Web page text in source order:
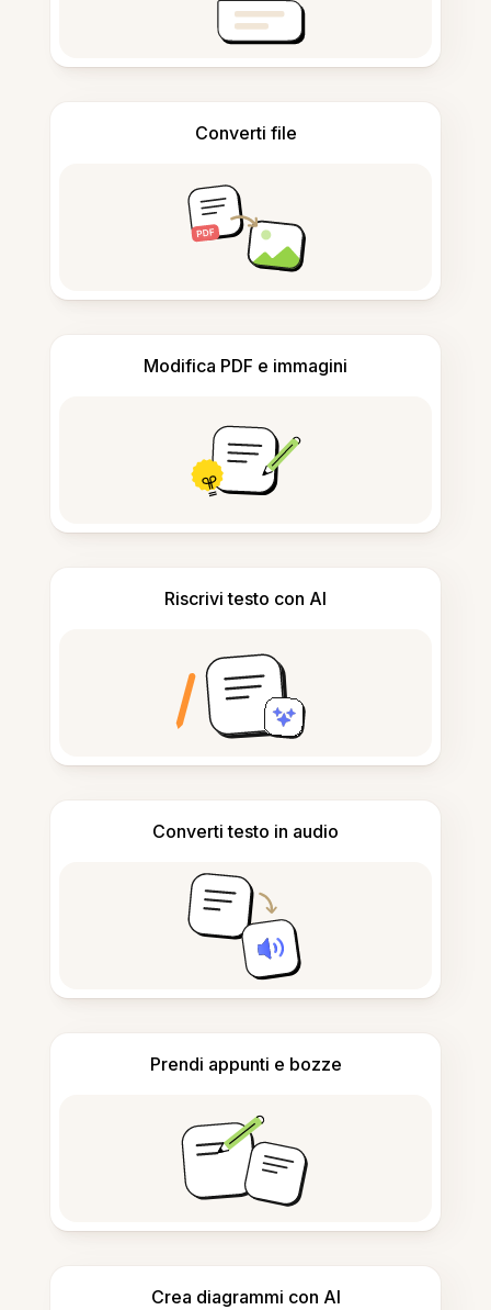
Converti file
Modifica PDF e immagini
Riscrivi testo con AI
Converti testo in audio
Prendi appunti e bozze
Crea diagrammi con AI